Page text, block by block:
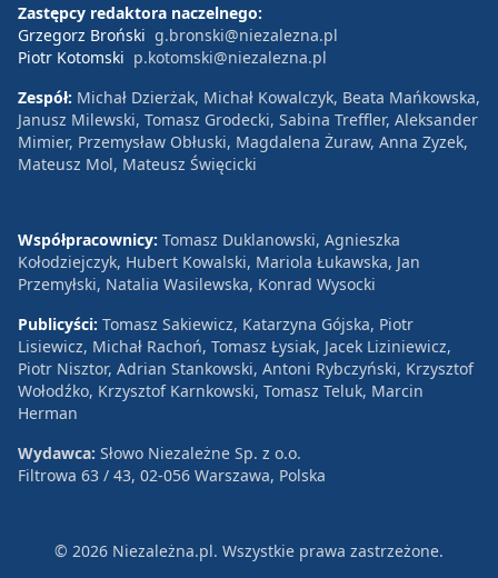
Zastępcy redaktora naczelnego:
Grzegorz Broński g.bronski@niezalezna.pl
Piotr Kotomski p.kotomski@niezalezna.pl
Zespół: Michał Dzierżak, Michał Kowalczyk, Beata Mańkowska,
Janusz Milewski, Tomasz Grodecki, Sabina Treffler, Aleksander
Mimier, Przemysław Obłuski, Magdalena Żuraw, Anna Zyzek,
Mateusz Mol, Mateusz Święcicki
Współpracownicy: Tomasz Duklanowski, Agnieszka
Kołodziejczyk, Hubert Kowalski, Mariola Łukawska, Jan
Przemyłski, Natalia Wasilewska, Konrad Wysocki
Publicyści: Tomasz Sakiewicz, Katarzyna Gójska, Piotr
Lisiewicz, Michał Rachoń, Tomasz Łysiak, Jacek Liziniewicz,
Piotr Nisztor, Adrian Stankowski, Antoni Rybczyński, Krzysztof
Wołodźko, Krzysztof Karnkowski, Tomasz Teluk, Marcin
Herman
Wydawca: Słowo Niezależne Sp. z o.o.
Filtrowa 63 / 43, 02-056 Warszawa, Polska
© 2026 Niezależna.pl. Wszystkie prawa zastrzeżone.